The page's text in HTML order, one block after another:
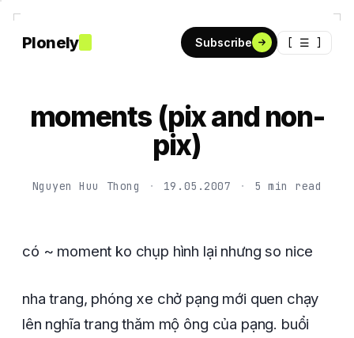
Plonely Subscribe [ ☰ ]
moments (pix and non-
pix)
Nguyen Huu Thong · 19.05.2007 · 5 min read
có ~ moment ko chụp hình lại nhưng so nice
nha trang, phóng xe chở pạng mới quen chạy
lên nghĩa trang thăm mộ ông của pạng. buổi